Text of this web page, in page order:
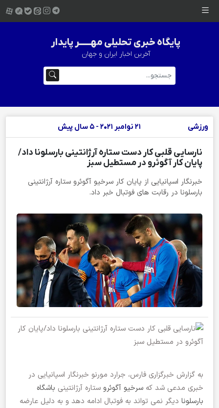
پایگاه خبری تحلیلی مهــــــر پایدار
آخرین اخبار ایران و جهان
ورزشی 21 نوامبر 2021 - 5 سال پیش
نارسایی قلبی کار دست ستاره آرژانتینی بارسلونا داد/
پایان کار آگوئرو در مستطیل سبز
خبرنگار اسپانیایی از پایان کار سرخیو آگوئرو ستاره آرژانتینی
بارسلونا در رقابت های فوتبال خبر داد.
به گزارش خبرگزاری فارس، جرارد مورنو خبرنگار اسپانیایی در
خبری مدعی شد که سرخیو آگوئرو ستاره آرژانتینی باشگاه
بارسلونا دیگر نمی تواند به فوتبال ادامه دهد و به دلیل عارضه